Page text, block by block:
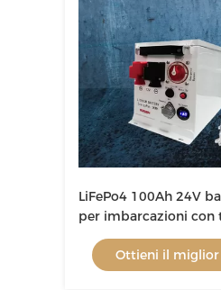
LiFePo4 100Ah 24V
per imbarcazioni con
scarica 1C e opzioni di
personalizzazione
Ottieni il